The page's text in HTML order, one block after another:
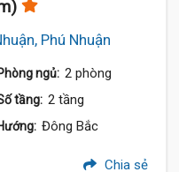
Phú Nhuận
ngủ: 2 phòng
tầng: 2 tầng
Đông Bắc
Chia sẻ